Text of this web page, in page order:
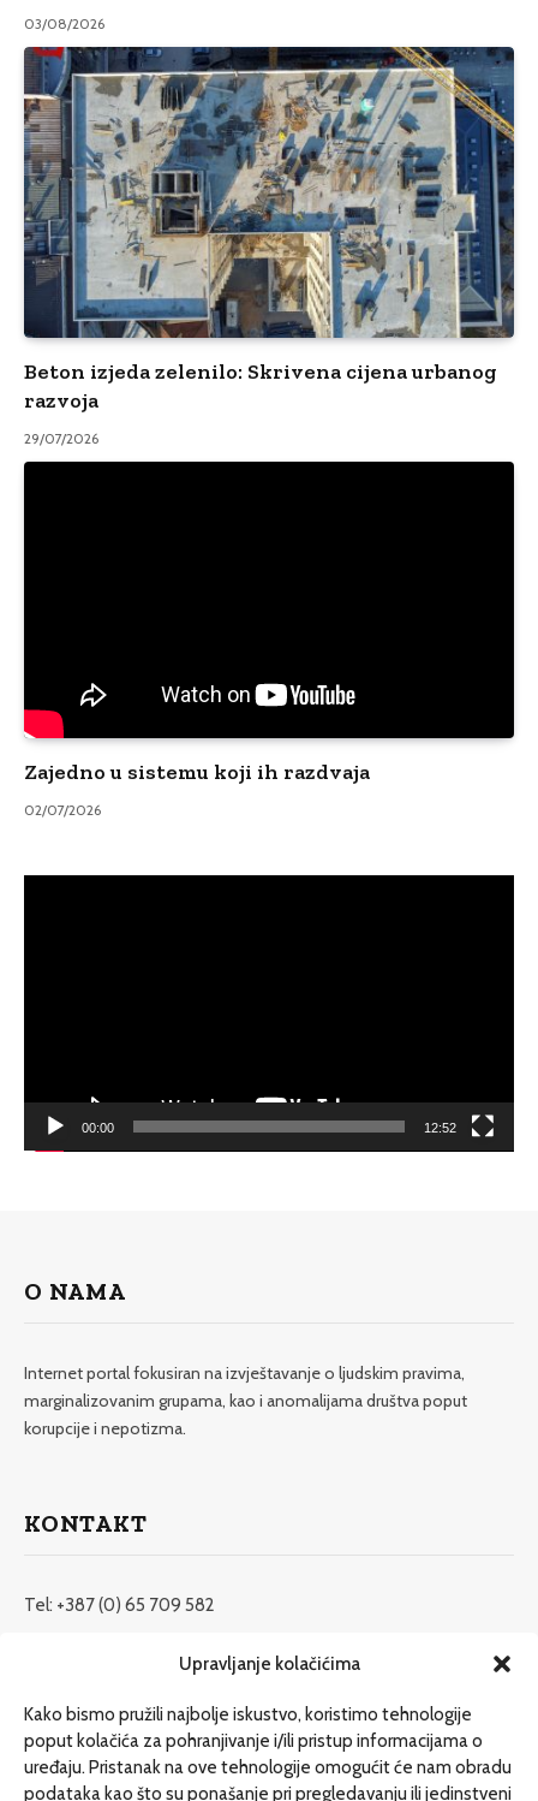
Upravljanje kolačićima
Kako bismo pružili najbolje iskustvo, koristimo tehnologije
poput kolačića za pohranjivanje i/ili pristup informacijama o
uređaju. Pristanak na ove tehnologije omogućit će nam obradu
podataka kao što su ponašanje pri pregledavanju ili jedinstveni
03/08/2026
Beton izjeda zelenilo: Skrivena cijena urbanog
razvoja
29/07/2026
Zajedno u sistemu koji ih razdvaja
02/07/2026
00:00 12:52
O NAMA
Internet portal fokusiran na izvještavanje o ljudskim pravima,
marginalizovanim grupama, kao i anomalijama društva poput
korupcije i nepotizma.
KONTAKT
Tel: +387 (0) 65 709 582
redakcija@etrafika.net
Dosije